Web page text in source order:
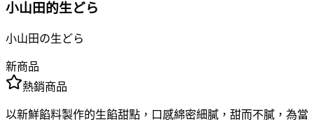
小山田的生どら
小山田の生どら
新商品
熱銷商品
以新鮮餡料製作的生餡甜點，口感綿密細膩，甜而不膩，為當